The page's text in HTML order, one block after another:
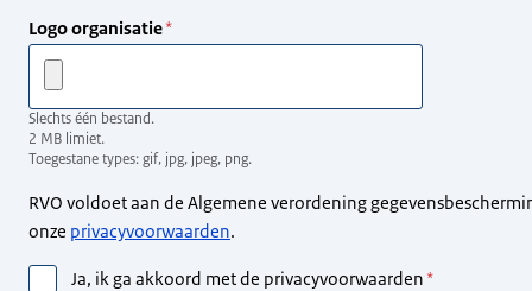
Logo organisatie
Slechts één bestand.
2 MB limiet.
Toegestane types: gif, jpg, jpeg, png.
RVO voldoet aan de Algemene verordening
onze privacyvoorwaarden.
Ja, ik ga akkoord met de privacyvoorwaarden